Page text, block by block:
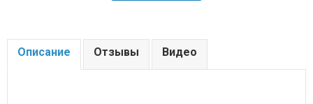
Описание Отзывы Видео